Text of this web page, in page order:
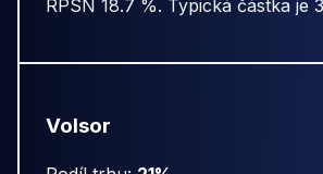
RPSN 18.7 %. Typická částka je
Volsor